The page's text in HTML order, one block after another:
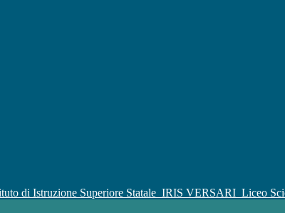
di Istruzione Superiore Statale IRIS VERSARI Liceo